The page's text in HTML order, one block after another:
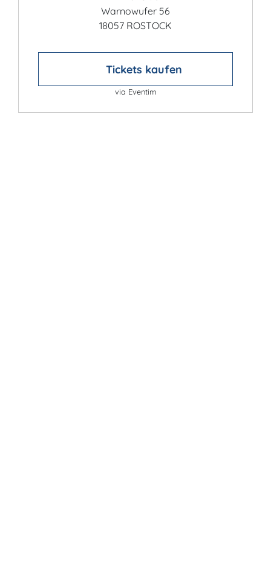
Warnowufer 56
18057 ROSTOCK
Tickets kaufen
via Eventim